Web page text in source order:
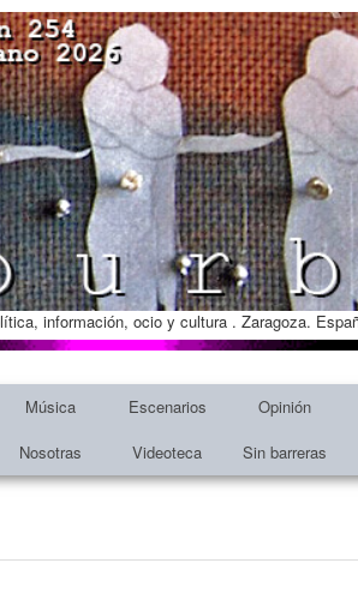
información, ocio y cultura . Zaragoza.
Música Escenarios Opinión
Nosotras Videoteca Sin barreras